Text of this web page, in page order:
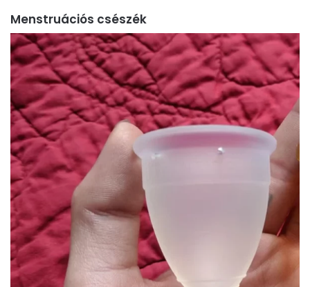
Menstruációs csészék